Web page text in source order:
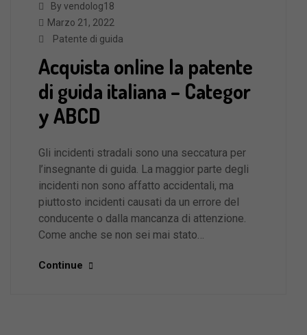
By vendolog18
Marzo 21, 2022
Patente di guida
Acquista online la patente
di guida italiana – Categor
y ABCD
Gli incidenti stradali sono una seccatura per
l’insegnante di guida. La maggior parte degli
incidenti non sono affatto accidentali, ma
piuttosto incidenti causati da un errore del
conducente o dalla mancanza di attenzione.
Come anche se non sei mai stato…
Continue